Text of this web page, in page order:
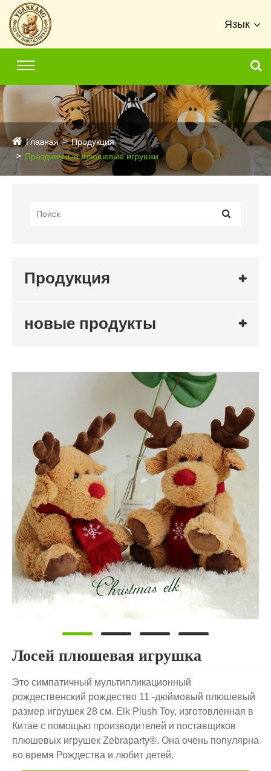
Язык
Главная
Продукция
Праздничные плюшевые игрушки
Продукция
новые продукты
Лосей плюшевая игрушка
Это симпатичный мультипликационный
рождественский рождество 11 -дюймовый плюшевый
размер игрушек 28 см. Elk Plush Toy, изготовленная в
Китае с помощью производителей и поставщиков
плюшевых игрушек Zebraparty®. Она очень популярна
во время Рождества и любит детей.